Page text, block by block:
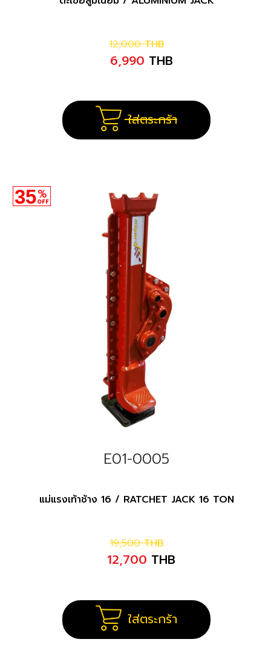
12,000 THB
6,990 THB
ใส่ตระกร้า
35%
OFF
E01-0005
แม่แรงเท้าช้าง 16 / RATCHET JACK 16 TON
19,500 THB
12,700 THB
ใส่ตระกร้า